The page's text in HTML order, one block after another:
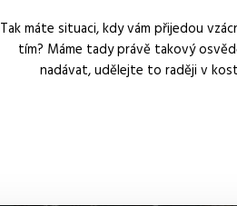
Tak máte situaci, kdy vám přijedou
tím? Máme tady právě takový
nadávat, udělejte to raději v